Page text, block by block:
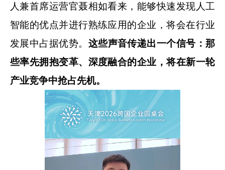
人兼首席运营官聂相如看来，能够快速发现人工
智能的优点并进行熟练应用的企业，将会在行业
发展中占据优势。 这些声音传递出一个信号：那
些率先拥抱变革、深度融合的企业，将在新一轮
产业竞争中抢占先机。